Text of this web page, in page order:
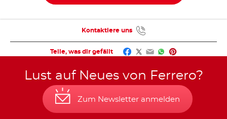
Teile, was dir gefällt Facebook
Twitter
EmailWhatsApp
Pinterest
Kontaktiere uns
Lust auf Neues von Ferrero?
Zum Newsletter anmelden